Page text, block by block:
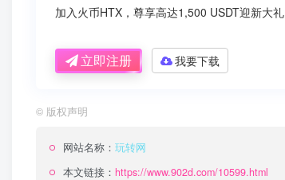
加入火币HTX，尊享高达1,500 USDT迎新大礼
立即注册 我要下载
© 版权声明
网站名称： 玩转网
本文链接： https://www.902d.com/10599.html